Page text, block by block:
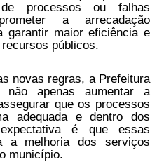
processos ou falhas
a arrecadação
garantir maior eficiência e
públicos.
novas regras, a Prefeitura
não apenas aumentar a
que os processos
adequada e dentro dos
é que essas
a melhoria dos serviços
município.